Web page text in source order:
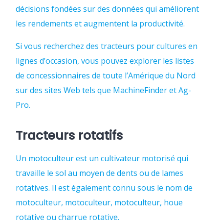
décisions fondées sur des données qui améliorent
les rendements et augmentent la productivité.
Si vous recherchez des tracteurs pour cultures en
lignes d’occasion, vous pouvez explorer les listes
de concessionnaires de toute l’Amérique du Nord
sur des sites Web tels que MachineFinder et Ag-
Pro.
Tracteurs rotatifs
Un motoculteur est un cultivateur motorisé qui
travaille le sol au moyen de dents ou de lames
rotatives. Il est également connu sous le nom de
motoculteur, motoculteur, motoculteur, houe
rotative ou charrue rotative.